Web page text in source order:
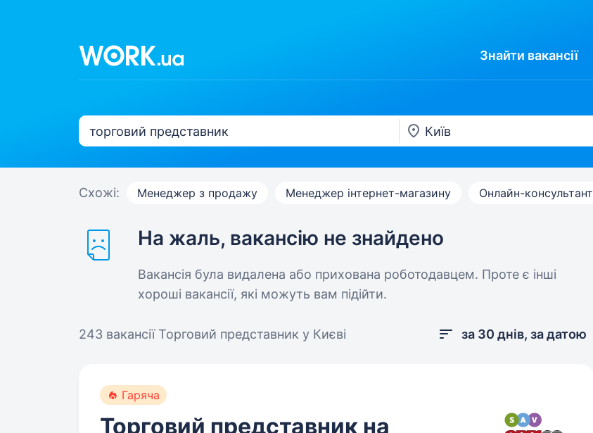
Знайти вакансії
Схожі: Менеджер з продажу Менеджер інтернет-магазину Онлайн-консультант
На жаль, вакансію не знайдено
Вакансія була видалена або прихована роботодавцем. Проте є інші
хороші вакансії, які можуть вам підійти.
243 вакансії Торговий представник у Києві за 30 днів, за датою
Гаряча
Торговий представник на